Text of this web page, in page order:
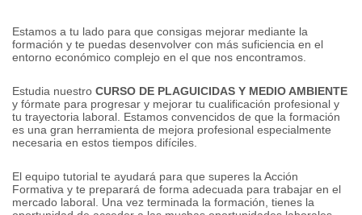
Estamos a tu lado para que consigas mejorar mediante la
formación y te puedas desenvolver con más suficiencia en el
entorno económico complejo en el que nos encontramos.
Estudia nuestro CURSO DE PLAGUICIDAS Y MEDIO AMBIENTE
y fórmate para progresar y mejorar tu cualificación profesional y
tu trayectoria laboral. Estamos convencidos de que la formación
es una gran herramienta de mejora profesional especialmente
necesaria en estos tiempos difíciles.
El equipo tutorial te ayudará para que superes la Acción
Formativa y te preparará de forma adecuada para trabajar en el
mercado laboral. Una vez terminada la formación, tienes la